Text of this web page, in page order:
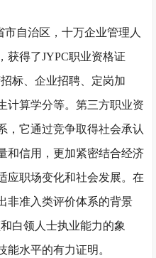
市自治区，十万企业管理人
获得了JYPC职业资格证
标、企业招聘、定岗加
计算学分等。第三方职业资
，它通过竞争取得社会承认
和信用，更加紧密结合经济
应职场变化和社会发展。在
非准入类评价体系的背景
白领人士执业能力的象
能水平的有力证明。